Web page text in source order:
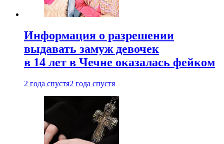
Информация о разрешении
выдавать замуж девочек
в 14 лет в Чечне оказалась фейком
2 года спустя2 года спустя